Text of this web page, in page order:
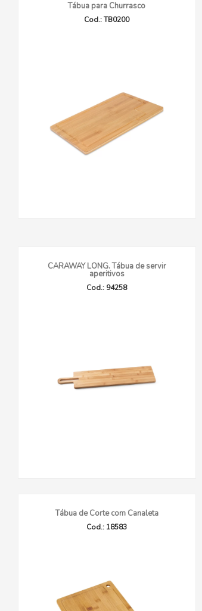
Tábua para Churrasco
Cod.: TB0200
CARAWAY LONG. Tábua de servir
aperitivos
Cod.: 94258
Tábua de Corte com Canaleta
Cod.: 18583